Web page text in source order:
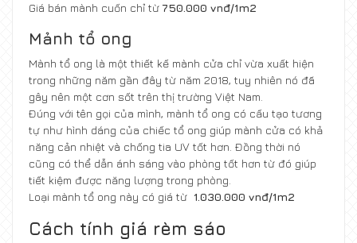
Giá bán mành cuốn chỉ từ 750.000 vnđ/1m2
Mảnh tổ ong
Mành tổ ong là một thiết kế mành cửa chỉ vừa xuất hiện
trong những năm gần đây từ năm 2018, tuy nhiên nó đã
gây nên một cơn sốt trên thị trường Việt Nam.
Đúng với tên gọi của mình, mành tổ ong có cấu tạo tương
tự như hình dáng của chiếc tổ ong giúp mành cửa có khả
năng cản nhiệt và chống tia UV tốt hơn. Đồng thời nó
cũng có thể dẫn ánh sáng vào phòng tốt hơn từ đó giúp
tiết kiệm được năng lượng trong phòng.
Loại mành tổ ong này có giá từ 1.030.000 vnđ/1m2
Cách tính giá rèm sáo